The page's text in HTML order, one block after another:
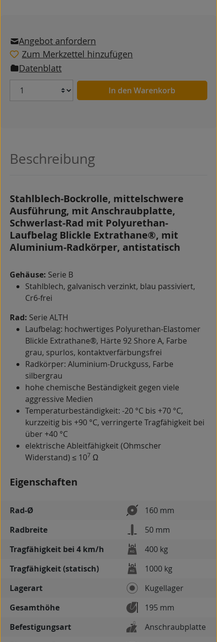
Angebot anfordern
Zum Merkzettel hinzufügen
Datenblatt
Anzahl In den Warenkorb
Beschreibung
Stahlblech-Bockrolle, mittelschwere
Ausführung, mit Anschraubplatte,
Schwerlast-Rad mit Polyurethan-
Laufbelag Blickle Extrathane®, mit
Aluminium-Radkörper, antistatisch
Gehäuse: Serie B
Stahlblech, galvanisch verzinkt, blau passiviert,
Cr6-frei
Rad: Serie ALTH
Laufbelag: hochwertiges Polyurethan-Elastomer
Blickle Extrathane®, Härte 92 Shore A, Farbe
grau, spurlos, kontaktverfärbungsfrei
Radkörper: Aluminium-Druckguss, Farbe
silbergrau
hohe chemische Beständigkeit gegen viele
aggressive Medien
Temperaturbeständigkeit: -20 °C bis +70 °C,
kurzzeitig bis +90 °C, verringerte Tragfähigkeit bei
über +40 °C
elektrische Ableitfähigkeit (Ohmscher
Widerstand) ≤ 107 Ω
Eigenschaften
Rad-Ø
160 mm
Radbreite
50 mm
Tragfähigkeit bei 4 km/h
400 kg
Tragfähigkeit (statisch)
1000 kg
Lagerart
Kugellager
Gesamthöhe
195 mm
Befestigungsart
Anschraubplatte